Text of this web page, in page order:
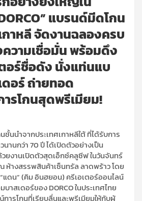
แบรนด์มีดโกน
กาหลี จัดงานฉลองครบ
วามเชื่อมั่น พร้อมดึง
อร์ชื่อดัง นั่งแท่นแบ
อร์ ถ่ายทอด
รโกนสุดพรีเมียม!
ชั้นนำจากประเทศเกาหลีใต้ ที่ได้รับการ
านกว่า 70 ปี ได้เปิดตัวอย่างเป็น
วยงานเปิดตัวสุดเอ็กซ์คลูซีฟ ในวันจันทร์
ห้างสรรพสินค้าเซ็นทรัล ลาดพร้าว โดย
แดน” (คิม อินฮยอน) ครีเอเตอร์ออนไลน์
าสเดอร์ของ DORCO ในประเทศไทย
ารโกนที่เรียบลื่นและพรีเมียมให้กับผู้